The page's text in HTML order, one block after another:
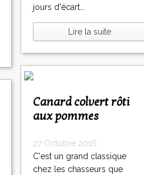
jours d'écart...
Lire la suite
Canard colvert rôti
aux pommes
27 Octobre 2016
C'est un grand classique
chez les chasseurs que